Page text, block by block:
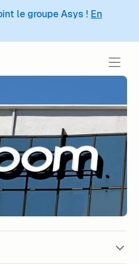
le groupe Asys ! En